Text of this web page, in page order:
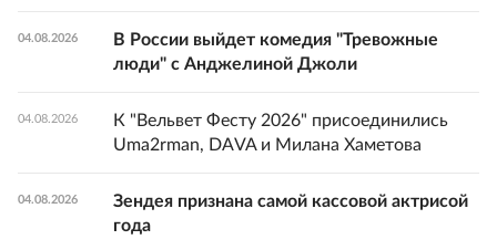
04.08.2026
В России выйдет комедия "Тревожные
люди" с Анджелиной Джоли
04.08.2026
К "Вельвет Фесту 2026" присоединились
Uma2rman, DAVA и Милана Хаметова
04.08.2026
Зендея признана самой кассовой актрисой
года